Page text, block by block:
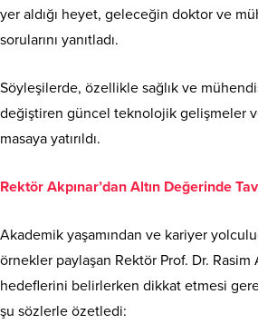
yer aldığı heyet, geleceğin doktor ve
sorularını yanıtladı.
Söyleşilerde, özellikle sağlık ve
değiştiren güncel teknolojik gelişmeler
masaya yatırıldı.
Rektör Akpınar’dan Altın Değerinde
Akademik yaşamından ve kariyer
örnekler paylaşan Rektör Prof. Dr. Rasim
hedeflerini belirlerken dikkat etmesi
şu sözlerle özetledi: